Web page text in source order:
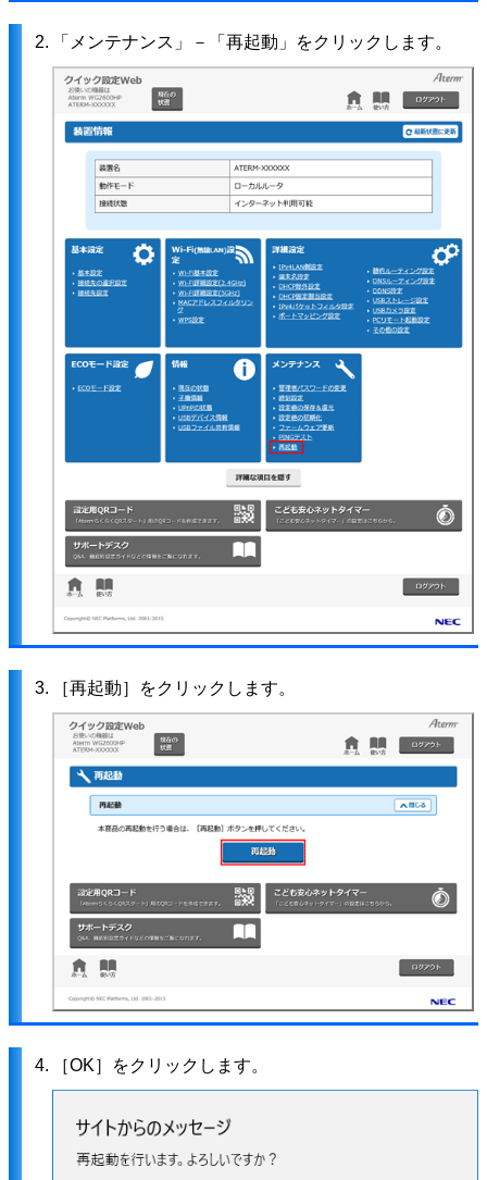
2. 「メンテナンス」－「再起動」をクリックします。
3. ［再起動］をクリックします。
4. ［OK］をクリックします。